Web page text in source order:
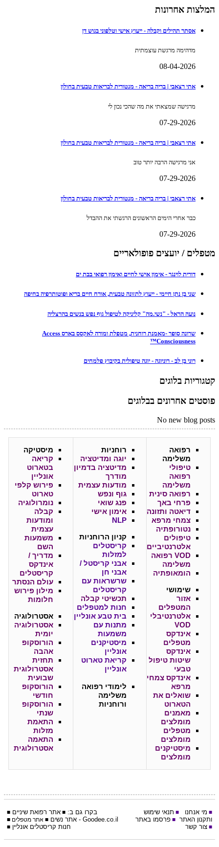
המלצות אחרונות
אסתר תהילים וקבלה - ייעוץ אישי וטלפוני בגוש דן
מדהימה מרגשת עוצמתית
08-04-2026
אתי רצאבי | בריה בריאה - מנטורית לבריאות טבעית בחולון
מרגישה שמצאתי את מה שהכי נכון לי
07-29-2026
אתי רצאבי | בריה בריאה - מנטורית לבריאות טבעית בחולון
אני מרגישה הרבה יותר טוב
07-29-2026
אתי רצאבי | בריה בריאה - מנטורית לבריאות טבעית בחולון
כבר אחרי הימים הראשונים הרגשתי את ההבדל
07-29-2026
מטפלים / יועצים פופולאריים
דורית לוינגר - אימון אישי לחיים ואימון רפואי בבת ים
שני בן נתן חיימי - ייעוץ לתזונה טבעית, אורח חיים בריא ופוטותרפיה בחיפה
נועה הראל - "נשי.מה" קליניקה לטיפול גוף נפש בנשים בהרצליה
שרונה סופר -מאמנת רוחנית, מטפלת ומורה לאקסס בארס Access
Consciousness™
רוני בן לב - רוניוגה - יוגה טיפולית בקיבוץ פלמחים
קטגוריות בלוגים
פוסטים אחרונים בבלוגים
No new blog posts
רפואה
משלימה
טיפולי
רפואה
משלימה
רפואה סינית
פרחי באך
דיאטה ותזונה
צמחי מרפא
נטורופתיה
טיפולים
אלטרנטיביים
VOD רפואה
משלימה
הומאופתיה
שימושי
אזור
המטפלים
אלטרנטיבלי
VOD
אינדקס
מטפלים
אינדקס
שיטות טיפול
טבעי
אינדקס צמחי
מרפא
שואלים את
הטארוט
מאמנים
מומלצים
מטפלים
מומלצים
מיסטיקנים
מומלצים
רוחניות
יוגה ומדיטציה
מדיטציה בדמיון
מודרך
מודעות עצמית
גוף ונפש
פנג שואי
אימון אישי
NLP
קניון הרוחניות
קריסטלים
למזלות
אבני קריסטל /
אבני חן
שרשראות עם
קריסטלים
תכשיטי קבלה
חנות למטפלים
בית טבע אונליין
מתנות עם
משמעות
מיסטיקנים
אונליין
קריאת טארוט
אונליין
לימודי רפואה
משלימה
ורוחניות
מיסטיקה
קריאה
בטארוט
אונליין
פירוש קלפי
טארוט
נומרולוגיה
קבלה
ומודעות
עצמית
משמעות
השם
מדריך /
אינדקס
קריסטלים
עולם הנסתר
מילון פירוש
חלומות
אסטרולוגיה
אסטרולוגיה
יומית
הורוסקופ
אהבה
תחזית
אסטרולוגית
שבועית
הורוסקופ
חודשי
הורוסקופ
שנתי
התאמת
מזלות
התאמה
אסטרולוגית
■ מי אנחנו ■ תנאי שימוש
ותקנון האתר ■ פרסמו באתר
■ צור קשר
בקרו גם ב: ■ אתר רפואת שיניים ■
Goodee.co.il - אתר נשים ■ אתר מטפלים ■
חנות קריסטלים אונליין ■